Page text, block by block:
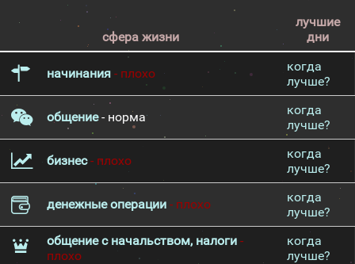
сфера жизни
лучшие
дни
начинания - плохо
когда
лучше?
общение- норма
когда
лучше?
бизнес- плохо
когда
лучше?
денежные операции - плохо
когда
лучше?
общение с начальством, налоги -
плохо
когда
лучше?